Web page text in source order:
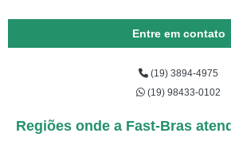
Entre em contato
(19) 3894-4975
(19) 98433-0102
Regiões onde a Fast-Bras